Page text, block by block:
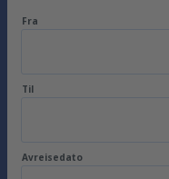
Fra
Til
Avreisedato